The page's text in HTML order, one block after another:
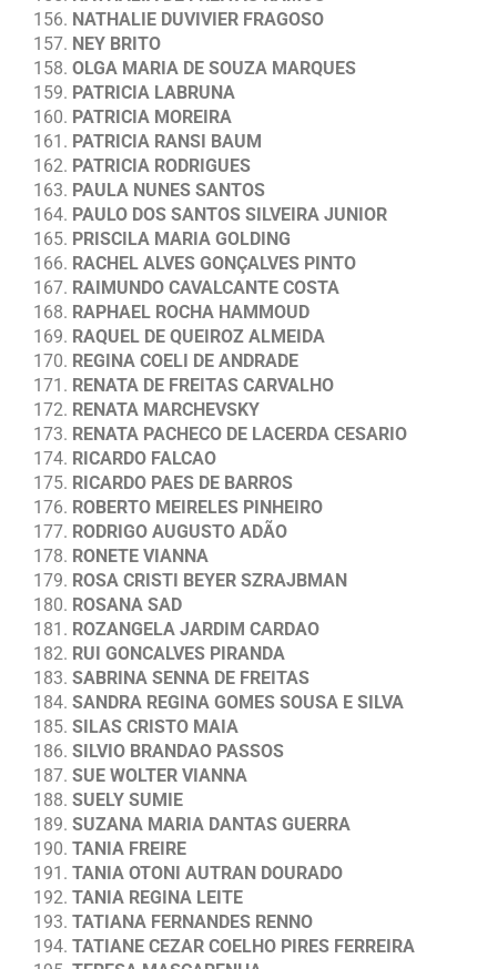
NATHALIE DUVIVIER FRAGOSO
NEY BRITO
OLGA MARIA DE SOUZA MARQUES
PATRICIA LABRUNA
PATRICIA MOREIRA
PATRICIA RANSI BAUM
PATRICIA RODRIGUES
PAULA NUNES SANTOS
PAULO DOS SANTOS SILVEIRA JUNIOR
PRISCILA MARIA GOLDING
RACHEL ALVES GONÇALVES PINTO
RAIMUNDO CAVALCANTE COSTA
RAPHAEL ROCHA HAMMOUD
RAQUEL DE QUEIROZ ALMEIDA
REGINA COELI DE ANDRADE
RENATA DE FREITAS CARVALHO
RENATA MARCHEVSKY
RENATA PACHECO DE LACERDA CESARIO
RICARDO FALCAO
RICARDO PAES DE BARROS
ROBERTO MEIRELES PINHEIRO
RODRIGO AUGUSTO ADÃO
RONETE VIANNA
ROSA CRISTI BEYER SZRAJBMAN
ROSANA SAD
ROZANGELA JARDIM CARDAO
RUI GONCALVES PIRANDA
SABRINA SENNA DE FREITAS
SANDRA REGINA GOMES SOUSA E SILVA
SILAS CRISTO MAIA
SILVIO BRANDAO PASSOS
SUE WOLTER VIANNA
SUELY SUMIE
SUZANA MARIA DANTAS GUERRA
TANIA FREIRE
TANIA OTONI AUTRAN DOURADO
TANIA REGINA LEITE
TATIANA FERNANDES RENNO
TATIANE CEZAR COELHO PIRES FERREIRA